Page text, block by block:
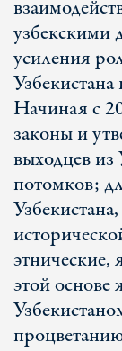
узбекскими
усиления
Начиная с
законы и
выходцев
потомков;
этнические,
этой основе